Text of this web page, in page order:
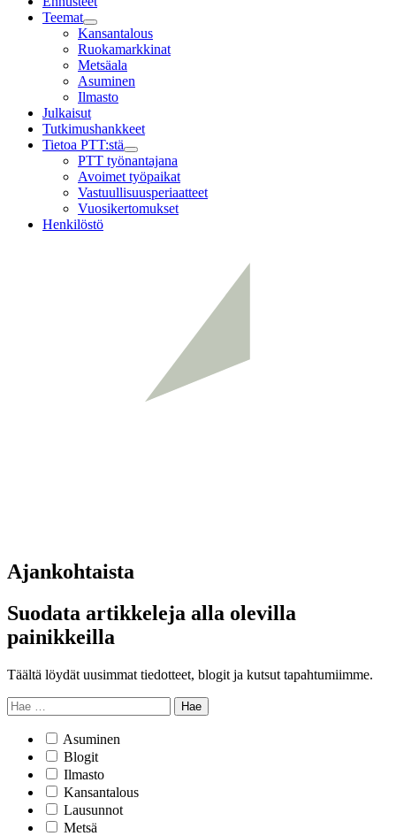
Teemat
Child
menu
Kansantalous
Ruokamarkkinat
Metsäala
Asuminen
Ilmasto
Julkaisut
Tutkimushankkeet
Tietoa PTT:stä
Child
menu
PTT työnantajana
Avoimet työpaikat
Vastuullisuusperiaatteet
Vuosikertomukset
Henkilöstö
Ajankohtaista
Suodata artikkeleja alla olevilla
painikkeilla
Täältä löydät uusimmat tiedotteet, blogit ja kutsut tapahtumiimme.
Hae
Asuminen
Blogit
Ilmasto
Kansantalous
Lausunnot
Metsä